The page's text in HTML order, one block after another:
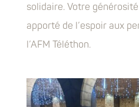
solidaire. Votre
apporté de l’espoir aux
l’AFM Téléthon.